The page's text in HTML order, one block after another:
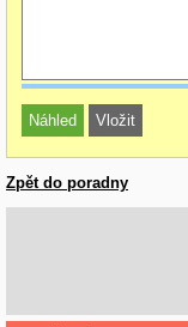
Zpět do poradny